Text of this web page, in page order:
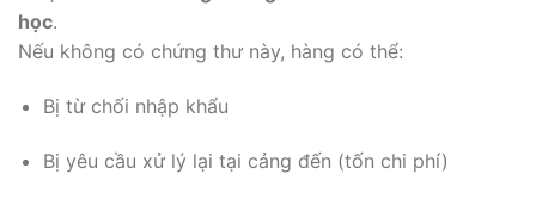
học.
Nếu không có chứng thư này, hàng có thể:
Bị từ chối nhập khẩu
Bị yêu cầu xử lý lại tại cảng đến (tốn chi phí)